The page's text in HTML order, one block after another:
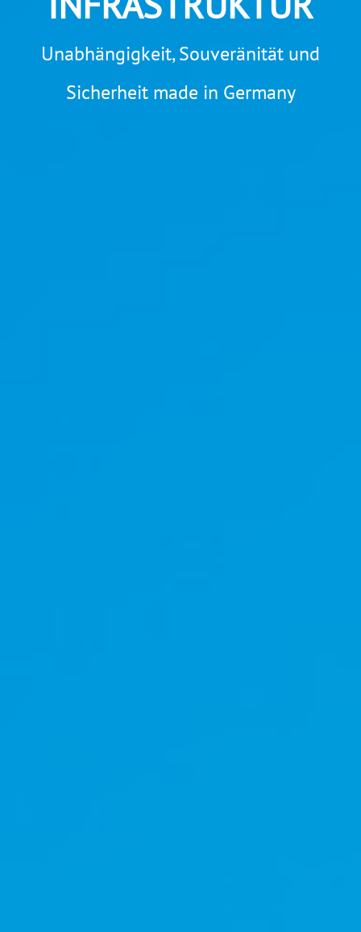
Unabhängigkeit, Souveränität und
Sicherheit made in Germany